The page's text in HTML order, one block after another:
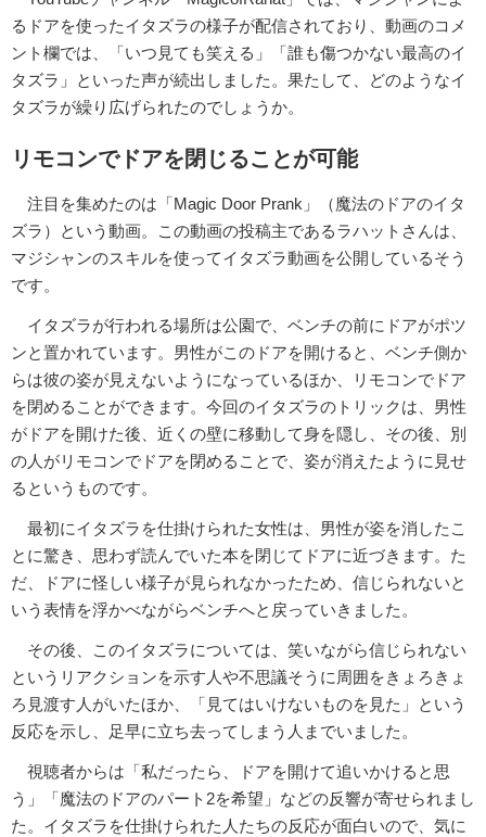
るドアを使ったイタズラの様子が配信されており、動画のコメ
ント欄では、「いつ見ても笑える」「誰も傷つかない最高のイ
タズラ」といった声が続出しました。果たして、どのようなイ
タズラが繰り広げられたのでしょうか。
リモコンでドアを閉じることが可能
注目を集めたのは「Magic Door Prank」（魔法のドアのイタ
ズラ）という動画。この動画の投稿主であるラハットさんは、
マジシャンのスキルを使ってイタズラ動画を公開しているそう
です。
イタズラが行われる場所は公園で、ベンチの前にドアがポツ
ンと置かれています。男性がこのドアを開けると、ベンチ側か
らは彼の姿が見えないようになっているほか、リモコンでドア
を閉めることができます。今回のイタズラのトリックは、男性
がドアを開けた後、近くの壁に移動して身を隠し、その後、別
の人がリモコンでドアを閉めることで、姿が消えたように見せ
るというものです。
最初にイタズラを仕掛けられた女性は、男性が姿を消したこ
とに驚き、思わず読んでいた本を閉じてドアに近づきます。た
だ、ドアに怪しい様子が見られなかったため、信じられないと
いう表情を浮かべながらベンチへと戻っていきました。
その後、このイタズラについては、笑いながら信じられない
というリアクションを示す人や不思議そうに周囲をきょろきょ
ろ見渡す人がいたほか、「見てはいけないものを見た」という
反応を示し、足早に立ち去ってしまう人までいました。
視聴者からは「私だったら、ドアを開けて追いかけると思
う」「魔法のドアのパート2を希望」などの反響が寄せられまし
た。イタズラを仕掛けられた人たちの反応が面白いので、気に